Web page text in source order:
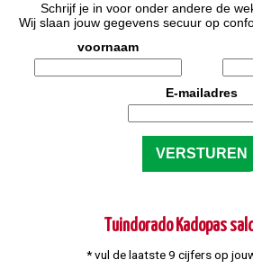
Schrijf je in voor onder andere de
Wij slaan jouw gegevens secuur op
voornaam
E-mailadres
Tuindorado Kadopas
* vul de laatste 9 cijfers op